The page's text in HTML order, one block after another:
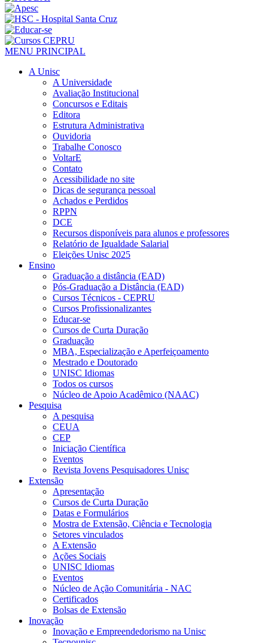
MENU PRINCIPAL
A Unisc
A Universidade
Avaliação Institucional
Concursos e Editais
Editora
Estrutura Administrativa
Ouvidoria
Trabalhe Conosco
VoltarE
Contato
Acessibilidade no site
Dicas de segurança pessoal
Achados e Perdidos
RPPN
DCE
Recursos disponíveis para alunos e professores
Relatório de Igualdade Salarial
Eleições Unisc 2025
Ensino
Graduação a distância (EAD)
Pós-Graduação a Distância (EAD)
Cursos Técnicos - CEPRU
Cursos Profissionalizantes
Educar-se
Cursos de Curta Duração
Graduação
MBA, Especialização e Aperfeiçoamento
Mestrado e Doutorado
UNISC Idiomas
Todos os cursos
Núcleo de Apoio Acadêmico (NAAC)
Pesquisa
A pesquisa
CEUA
CEP
Iniciação Científica
Eventos
Revista Jovens Pesquisadores Unisc
Extensão
Apresentação
Cursos de Curta Duração
Datas e Formulários
Mostra de Extensão, Ciência e Tecnologia
Setores vinculados
A Extensão
Ações Sociais
UNISC Idiomas
Eventos
Núcleo de Ação Comunitária - NAC
Certificados
Bolsas de Extensão
Inovação
Inovação e Empreendedorismo na Unisc